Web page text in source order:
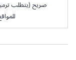
صريح (يتطلب